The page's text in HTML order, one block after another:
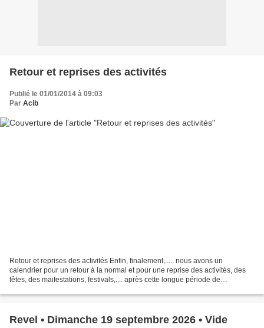
Retour et reprises des activités
Publié le 01/01/2014 à 09:03
Par Acib
Retour et reprises des activités Enfin, finalement,..... nous avons un
calendrier pour un retour à la normal et pour une reprise des activités, des
fêtes, des maifestations, festivals,.... après cette longue période de
Revel • Dimanche 19 septembre 2026 • Vide